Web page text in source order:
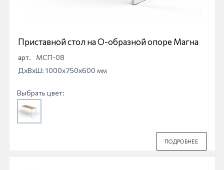
Приставной стол на О-образной опоре Магна
арт.
МСП-08
ДхВхШ: 1000x750x600 мм
Выбрать цвет:
ПОДРОБНЕЕ